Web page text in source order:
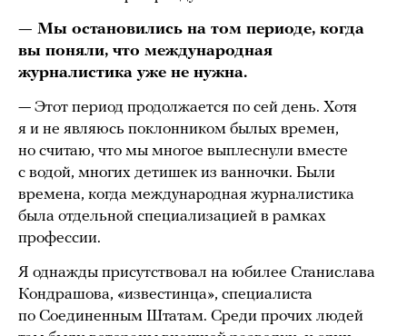
— Мы остановились на том периоде, когда
вы поняли, что международная
журналистика уже не нужна.
— Этот период продолжается по сей день. Хотя
я и не являюсь поклонником былых времен,
но считаю, что мы многое выплеснули вместе
с водой, многих детишек из ванночки. Были
времена, когда международная журналистика
была отдельной специализацией в рамках
профессии.
Я однажды присутствовал на юбилее Станислава
Кондрашова, «известинца», специалиста
по Соединенным Штатам. Среди прочих людей